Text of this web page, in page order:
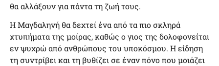
θα αλλάξουν για πάντα τη ζωή τους.
Η Μαγδαληνή θα δεχτεί ένα από τα πιο σκληρά
χτυπήματα της μοίρας, καθώς ο γιος της δολοφονείται
εν ψυχρώ από ανθρώπους του υποκόσμου. Η είδηση
τη συντρίβει και τη βυθίζει σε έναν πόνο που μοιάζει